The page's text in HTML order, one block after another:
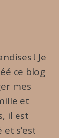
! Je
ce blog
mes
et
il est
s’est